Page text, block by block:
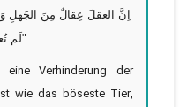
لَم تُعقَل حارَت"
Verhinderung der
wie das böseste Tier,